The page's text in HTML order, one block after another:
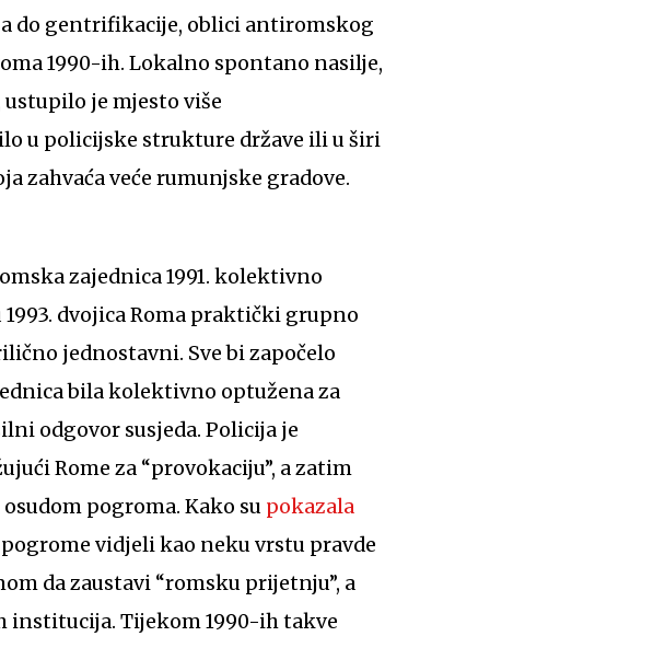
do gentrifikacije, oblici antiromskog
1990-ih. Lokalno spontano nasilje,
je mjesto više
u policijske strukture države ili u širi
zahvaća veće rumunjske gradove.
zajednica 1991. kolektivno
dvojica Roma praktički grupno
jednostavni. Sve bi započelo
bila kolektivno optužena za
odgovor susjeda. Policija je
Rome za “provokaciju”, a zatim
pogroma. Kako su pokazala
vidjeli kao neku vrstu pravde
da zaustavi “romsku prijetnju”, a
institucija. Tijekom 1990-ih takve